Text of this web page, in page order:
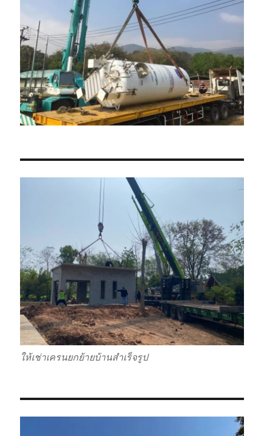
ให้เช่าเครนยกย้ายบ้านสำเร็จรูป